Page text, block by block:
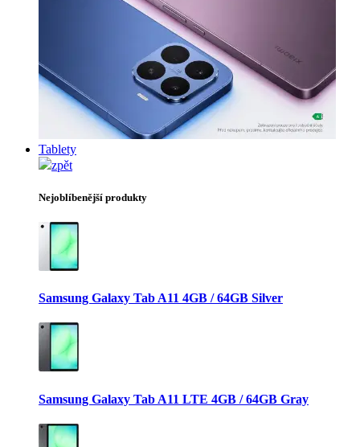
Tablety
zpět
Nejoblíbenější produkty
Samsung Galaxy Tab A11 4GB / 64GB Silver
Samsung Galaxy Tab A11 LTE 4GB / 64GB Gray